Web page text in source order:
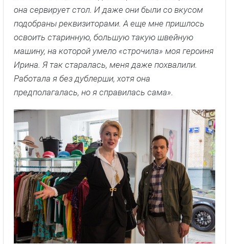
она сервирует стол. И даже они были со вкусом
подобраны реквизиторами. А еще мне пришлось
освоить старинную, большую такую швейную
машину, на которой умело «строчила» моя героиня
Ирина. Я так старалась, меня даже похвалили.
Работала я без дублерши, хотя она
предполагалась, но я справилась сама».